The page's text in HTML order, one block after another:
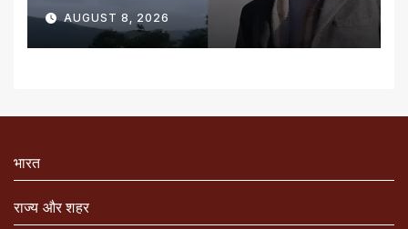
AUGUST 8, 2026
भारत
राज्य और शहर